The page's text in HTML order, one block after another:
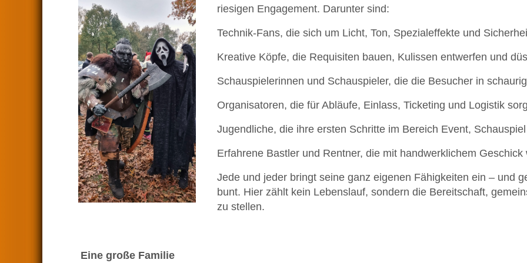
riesigen Engagement. Darunter sind:
Technik-Fans, die sich um Licht, Ton, Spezialeffekte und
Kreative Köpfe, die Requisiten bauen, Kulissen entwerfen und
Schauspielerinnen und Schauspieler, die die Besucher in
Organisatoren, die für Abläufe, Einlass, Ticketing und Logistik
Jugendliche, die ihre ersten Schritte im Bereich Event,
Erfahrene Bastler und Rentner, die mit handwerklichem
Jede und jeder bringt seine ganz eigenen Fähigkeiten ein – und
bunt. Hier zählt kein Lebenslauf, sondern die Bereitschaft,
zu stellen.
Eine große Familie